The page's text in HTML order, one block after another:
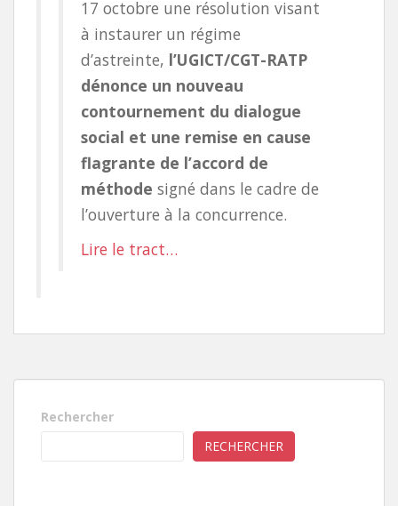
17 octobre une résolution visant
à instaurer un régime
d’astreinte, l’UGICT/CGT-RATP
dénonce un nouveau
contournement du dialogue
social et une remise en cause
flagrante de l’accord de
méthode signé dans le cadre de
l’ouverture à la concurrence.
Lire le tract…
Rechercher
RECHERCHER